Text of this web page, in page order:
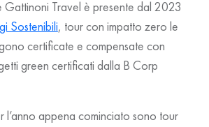
Gattinoni Travel è presente dal 2023
Sostenibili, tour con impatto zero le
certificate e compensate con
green certificati dalla B Corp
l’anno appena cominciato sono tour